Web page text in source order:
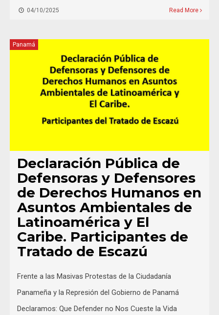
04/10/2025 Read More
Panamá
Declaración Pública de
Defensoras y Defensores
de Derechos Humanos en
Asuntos Ambientales de
Latinoamérica y El
Caribe. Participantes de
Tratado de Escazú
Frente a las Masivas Protestas de la Ciudadanía
Panameña y la Represión del Gobierno de Panamá
Declaramos: Que Defender no Nos Cueste la Vida